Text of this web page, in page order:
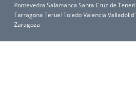
Pontevedra Salamanca Santa Cruz de
Tarragona Teruel ToledoValencia Valladolid
Zaragoza